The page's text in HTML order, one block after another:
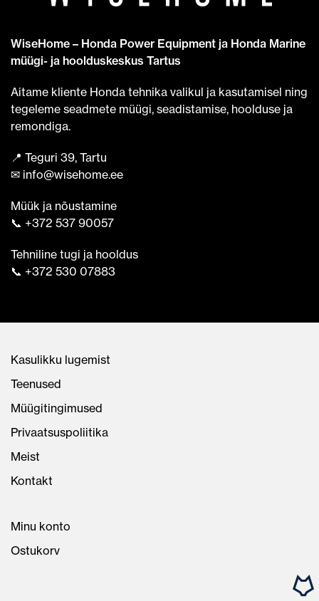
WiseHome – Honda Power Equipment ja Honda Marine
müügi- ja hoolduskeskus Tartus
Aitame kliente Honda tehnika valikul ja kasutamisel ning
tegeleme seadmete müügi, seadistamise, hoolduse ja
remondiga.
📍 Teguri 39, Tartu
✉ info@wisehome.ee
Müük ja nõustamine
📞 +372 537 90057
Tehniline tugi ja hooldus
📞 +372 530 07883
Kasulikku lugemist
Teenused
Müügitingimused
Privaatsuspoliitika
Meist
Kontakt
Minu konto
Ostukorv